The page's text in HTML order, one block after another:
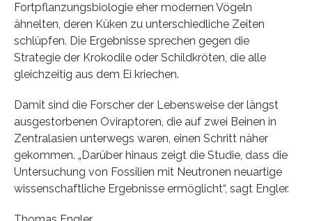
Fortpflanzungsbiologie eher modernen Vögeln
ähnelten, deren Küken zu unterschiedliche Zeiten
schlüpfen. Die Ergebnisse sprechen gegen die
Strategie der Krokodile oder Schildkröten, die alle
gleichzeitig aus dem Ei kriechen.
Damit sind die Forscher der Lebensweise der längst
ausgestorbenen Oviraptoren, die auf zwei Beinen in
Zentralasien unterwegs waren, einen Schritt näher
gekommen. „Darüber hinaus zeigt die Studie, dass die
Untersuchung von Fossilien mit Neutronen neuartige
wissenschaftliche Ergebnisse ermöglicht“, sagt Engler.